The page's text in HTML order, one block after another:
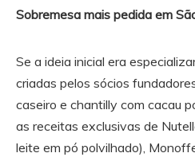
Sobremesa mais pedida em
Se a ideia inicial era
criadas pelos sócios
caseiro e chantilly com cacau
as receitas exclusivas de
leite em pó polvilhado),